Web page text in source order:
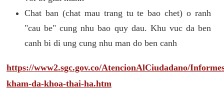
Chat ban (chat mau trang tu te bao chet) o ranh
"cau be" cung nhu bao quy dau. Khu vuc da ben
canh bi di ung cung nhu man do ben canh
https://www2.sgc.gov.co/AtencionAlCiudadano/
kham-da-khoa-thai-ha.htm